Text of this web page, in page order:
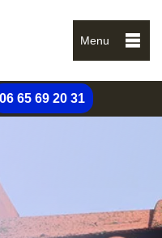
Menu
06 65 69 20 31